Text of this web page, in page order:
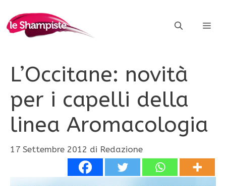
contenuto
L’Occitane: novità
per i capelli della
linea Aromacologia
17 Settembre 2012 di Redazione